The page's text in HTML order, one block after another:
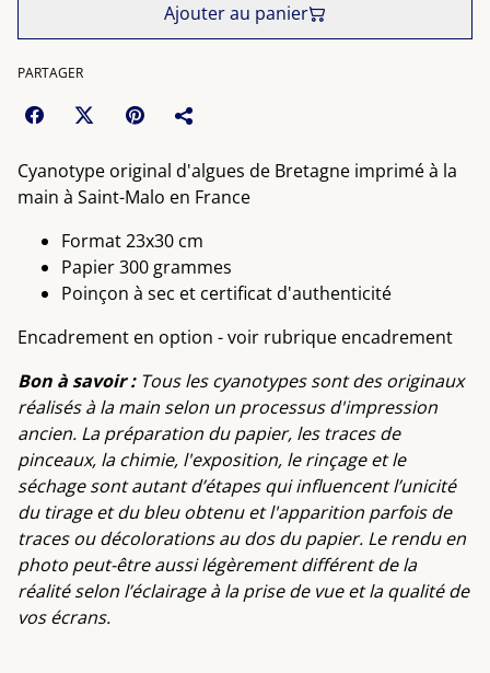
Ajouter au panier
PARTAGER
Cyanotype original d'algues de Bretagne imprimé à la
main à Saint-Malo en France
Format 23x30 cm
Papier 300 grammes
Poinçon à sec et certificat d'authenticité
Encadrement en option - voir rubrique encadrement
Bon à savoir : Tous les cyanotypes sont des originaux
réalisés à la main selon un processus d'impression
ancien. La préparation du papier, les traces de
pinceaux, la chimie, l'exposition, le rinçage et le
séchage sont autant d’étapes qui influencent l’unicité
du tirage et du bleu obtenu et l'apparition parfois de
traces ou décolorations au dos du papier. Le rendu en
photo peut-être aussi légèrement différent de la
réalité selon l’éclairage à la prise de vue et la qualité de
vos écrans.